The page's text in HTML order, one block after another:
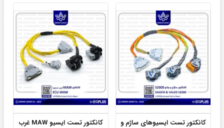
کانکتور تست ایسیوهای ساژم و
کانکتور تست ایسیو MAW غرب